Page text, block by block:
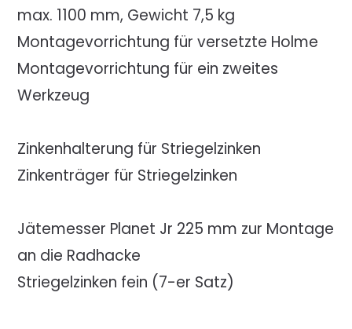
max. 1100 mm, Gewicht 7,5 kg
Montagevorrichtung für versetzte Holme
Montagevorrichtung für ein zweites
Werkzeug
Zinkenhalterung für Striegelzinken
Zinkenträger für Striegelzinken
Jätemesser Planet Jr 225 mm zur Montage
an die Radhacke
Striegelzinken fein (7-er Satz)